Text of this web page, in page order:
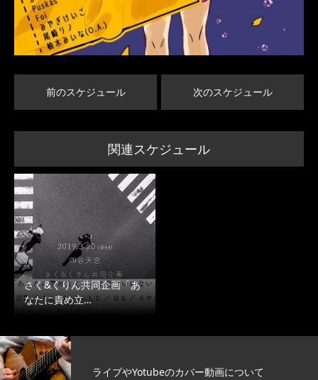
前のスケジュール 次のスケジュール
関連スケジュール
さく&くりん共同企画「あ
なたに責め立…
ライブやYotubeのカバー動画について